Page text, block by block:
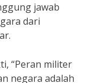
jawab
dari
“Peran militer
negara adalah